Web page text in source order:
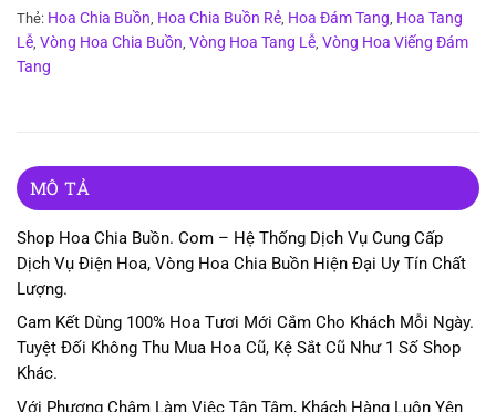
Thẻ: Hoa Chia Buồn Hoa Chia Buồn Rẻ Hoa Đám Tang Hoa Tang
Lễ Vòng Hoa Chia Buồn Vòng Hoa Tang Lễ Vòng Hoa Viếng Đám
Tang
MÔ TẢ
Shop Hoa Chia Buồn. Com – Hệ Thống Dịch Vụ Cung Cấp
Dịch Vụ Điện Hoa, Vòng Hoa Chia Buồn Hiện Đại Uy Tín Chất
Lượng.
Cam Kết Dùng 100% Hoa Tươi Mới Cắm Cho Khách Mỗi Ngày.
Tuyệt Đối Không Thu Mua Hoa Cũ, Kệ Sắt Cũ Như 1 Số Shop
Khác.
Với Phương Châm Làm Việc Tận Tâm, Khách Hàng Luôn Yên